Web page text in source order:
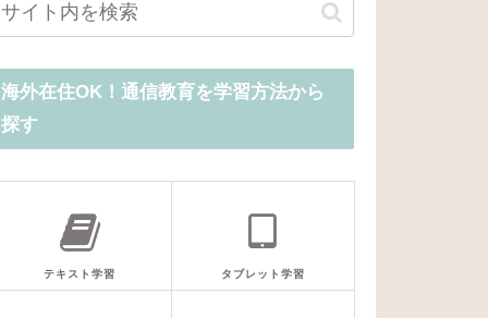
海外在住OK！通信教育を学習方法から
探す
テキスト学習 タブレット学習